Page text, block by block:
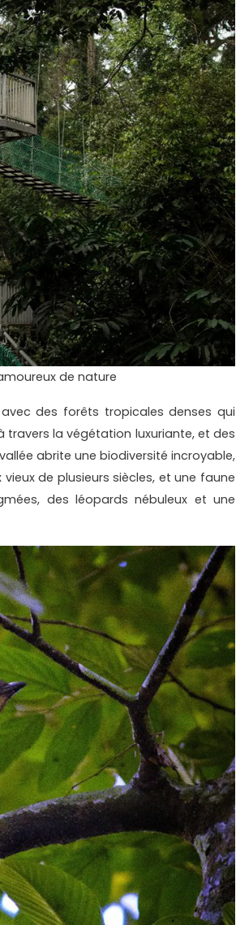
de nature
des forêts tropicales denses qui
travers la végétation luxuriante, et des
abrite une biodiversité incroyable,
de plusieurs siècles, et une faune
des léopards nébuleux et une